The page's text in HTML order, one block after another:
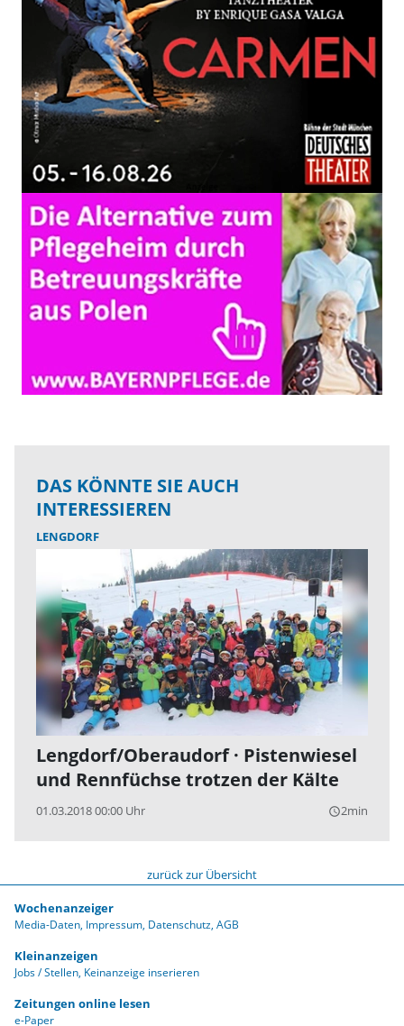
DAS KÖNNTE SIE AUCH
INTERESSIEREN
LENGDORF
Lengdorf/Oberaudorf · Pistenwiesel
und Rennfüchse trotzen der Kälte
01.03.2018 00:00 Uhr query_builder2min
zurück zur Übersicht
Wochenanzeiger
Media-Daten Impressum Datenschutz AGB
Kleinanzeigen
Jobs / Stellen Keinanzeige inserieren
Zeitungen online lesen
e-Paper